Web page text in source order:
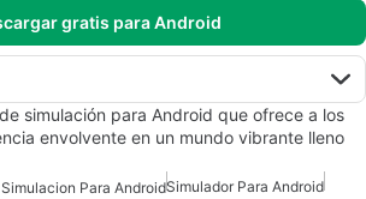
gratis para Android
simulación para Android que ofrece a los
envolvente en un mundo vibrante lleno
Para AndroidSimulador Para Android